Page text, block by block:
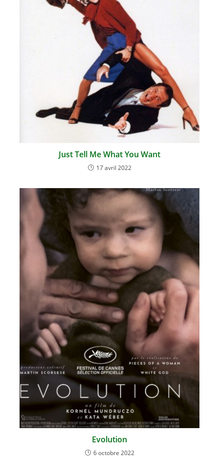
Just Tell Me What You Want
17 avril 2022
Evolution
6 octobre 2022